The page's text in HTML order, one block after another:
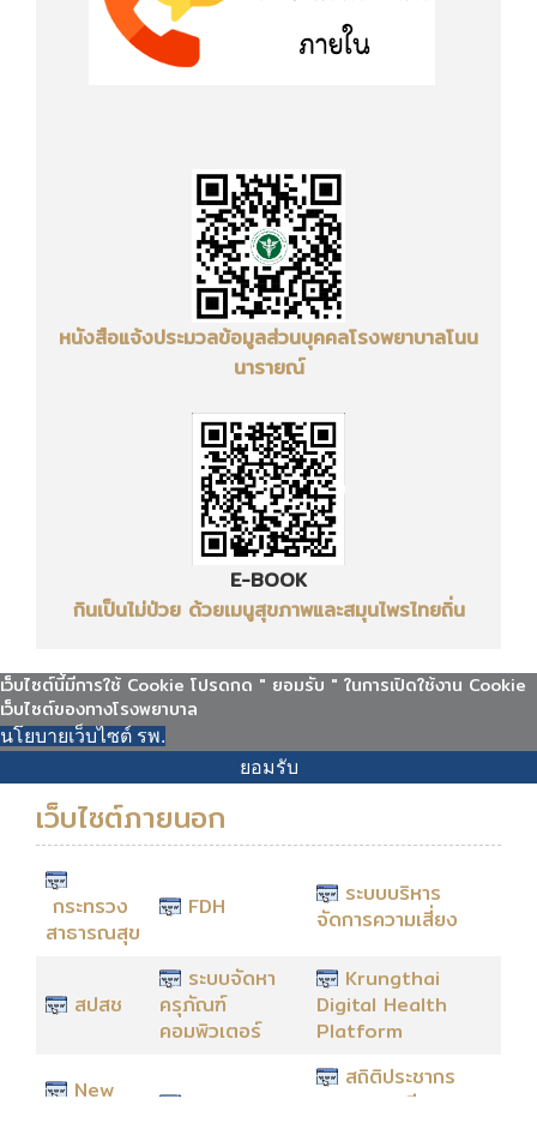
หนังสือแจ้งประมวลข้อมูลส่วนบุคคลโรงพยาบาลโนน
นารายณ์
E-BOOK
กินเป็นไม่ป่วย ด้วยเมนูสุขภาพและสมุนไพรไทยถิ่น
เว็บไซต์นี้มีการใช้ Cookie โปรดกด " ยอมรับ " ในการเปิดใช้งาน Cookie
เว็บไซต์ของทางโรงพยาบาล
นโยบายเว็บไซต์ รพ.
ยอมรับ
เว็บไซต์ภายนอก
กระทรวง
สาธารณสุข
FDH
ระบบบริหาร
จัดการความเสี่ยง
สปสช
ระบบจัดหา
ครุภัณฑ์
คอมพิวเตอร์
Krungthai
Digital Health
Platform
New
สถิติประชากร
ทางการทะเบียน